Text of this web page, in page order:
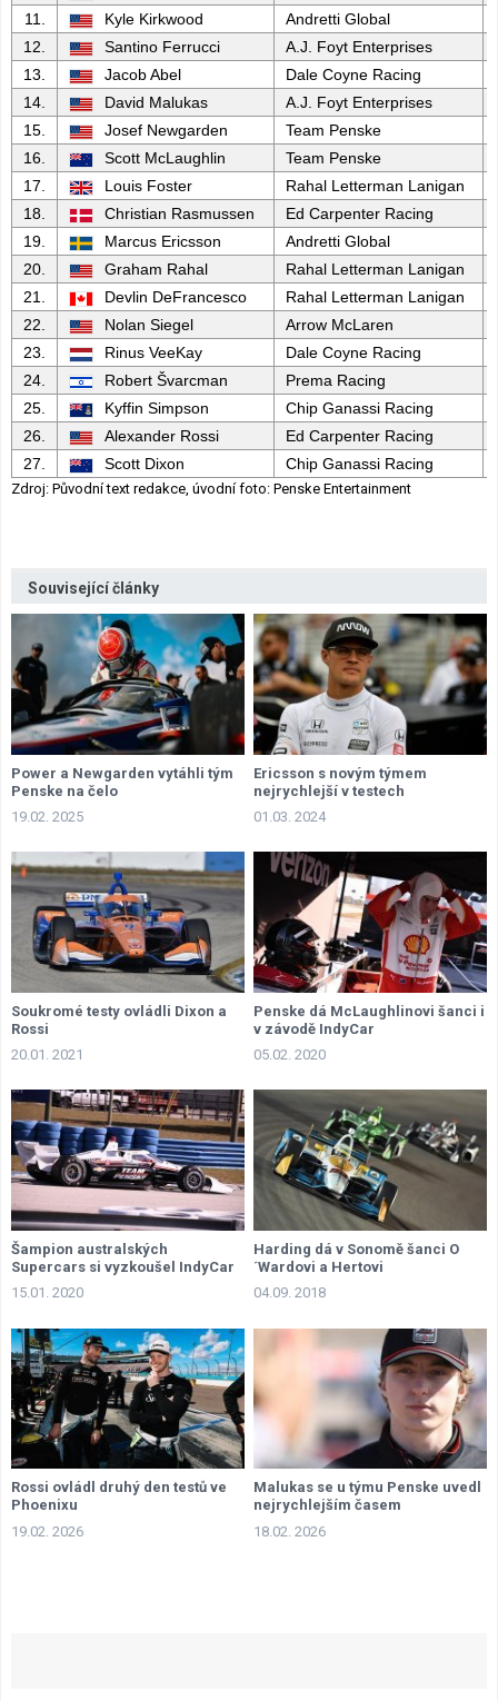
11.
Kyle Kirkwood Andretti Global
12.
Santino Ferrucci A.J. Foyt Enterprises
13.
Jacob Abel Dale Coyne Racing
14.
David Malukas A.J. Foyt Enterprises
15.
Josef Newgarden Team Penske
16.
Scott McLaughlin Team Penske
17.
Louis Foster Rahal Letterman Lanigan
18.
Christian Rasmussen Ed Carpenter Racing
19.
Marcus Ericsson Andretti Global
20.
Graham Rahal Rahal Letterman Lanigan
21.
Devlin DeFrancesco Rahal Letterman Lanigan
22.
Nolan Siegel Arrow McLaren
23.
Rinus VeeKay Dale Coyne Racing
24.
Robert Švarcman Prema Racing
25.
Kyffin Simpson Chip Ganassi Racing
26.
Alexander Rossi Ed Carpenter Racing
27.
Scott Dixon Chip Ganassi Racing
Zdroj: Původní text redakce, úvodní foto: Penske Entertainment
Související články
Power a Newgarden vytáhli tým
Penske na čelo
19.02. 2025
Ericsson s novým týmem
nejrychlejší v testech
01.03. 2024
Soukromé testy ovládli Dixon a
Rossi
20.01. 2021
Penske dá McLaughlinovi šanci i
v závodě IndyCar
05.02. 2020
Šampion australských
Supercars si vyzkoušel IndyCar
15.01. 2020
Harding dá v Sonomě šanci O
´Wardovi a Hertovi
04.09. 2018
Rossi ovládl druhý den testů ve
Phoenixu
19.02. 2026
Malukas se u týmu Penske uvedl
nejrychlejším časem
18.02. 2026